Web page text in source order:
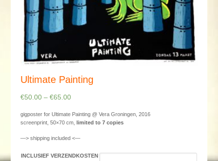
Ultimate Painting
€50.00 –€65.00
gigposter for Ultimate Painting @ Vera Groningen, 2016
screenprint, 50×70 cm,limited to 7 copies
—> shipping included <—
INCLUSIEF VERZENDKOSTEN